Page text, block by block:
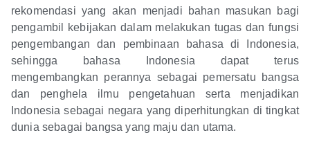
rekomendasi yang akan menjadi bahan masukan bagi
pengambil kebijakan dalam melakukan tugas dan fungsi
pengembangan dan pembinaan bahasa di Indonesia,
sehingga bahasa Indonesia dapat terus
mengembangkan perannya sebagai pemersatu bangsa
dan penghela ilmu pengetahuan serta menjadikan
Indonesia sebagai negara yang diperhitungkan di tingkat
dunia sebagai bangsa yang maju dan utama.